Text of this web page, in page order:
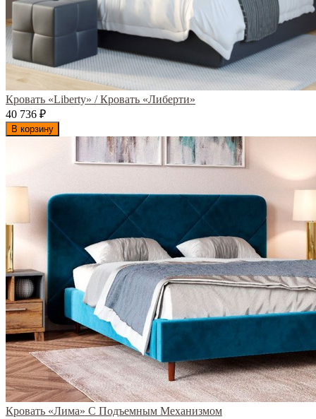
Кровать «Liberty» / Кровать «Либерти»
40 736 ₽
В корзину
Кровать «Лима» С Подъемным Механизмом